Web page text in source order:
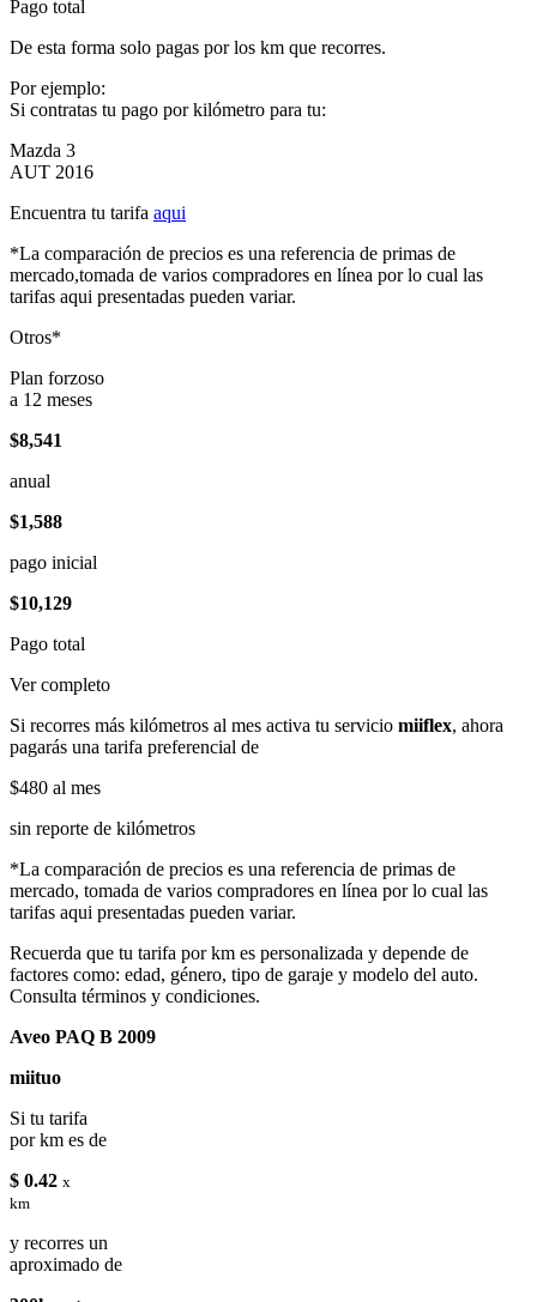
Pago total
De esta forma solo pagas por los km que recorres.
Por ejemplo:
Si contratas tu pago por kilómetro para tu:
Mazda 3
AUT 2016
Encuentra tu tarifa aqui
*La comparación de precios es una referencia de primas de
mercado,tomada de varios compradores en línea por lo cual las
tarifas aqui presentadas pueden variar.
Otros*
Plan forzoso
a 12 meses
$8,541
anual
$1,588
pago inicial
$10,129
Pago total
Ver completo
Si recorres más kilómetros al mes activa tu servicio miiflex, ahora
pagarás una tarifa preferencial de
$480 al mes
sin reporte de kilómetros
*La comparación de precios es una referencia de primas de
mercado, tomada de varios compradores en línea por lo cual las
tarifas aqui presentadas pueden variar.
Recuerda que tu tarifa por km es personalizada y depende de
factores como: edad, género, tipo de garaje y modelo del auto.
Consulta términos y condiciones.
Aveo PAQ B 2009
miituo
Si tu tarifa
por km es de
$ 0.42 x
km
y recorres un
aproximado de